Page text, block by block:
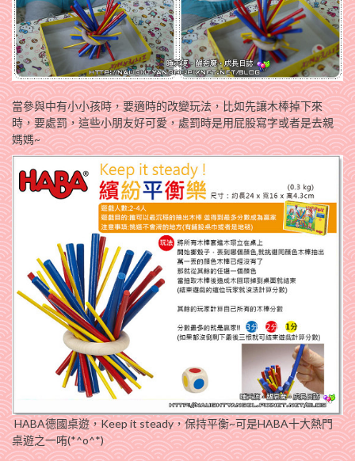
當參與中有小小孩時，要適時的改變玩法，比如先讓木棒掉下來
時，要處罰，這些小朋友好可愛，處罰時是用屁股寫字或者是去親
媽媽~
HABA德國桌遊，Keep it steady，保持平衡~可是HABA十大熱門
桌遊之一哊(*^o^*)